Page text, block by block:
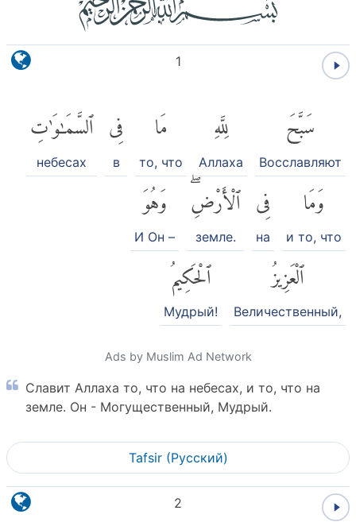
1
سَبَّحَ
Восславляют
لِلَّهِ
Аллаха
مَا
то, что
فِى
в
ٱلسَّمَٰوَٰتِ
небесах
وَمَا
и то, что
فِى
на
ٱلْأَرْضِۖ
земле.
وَهُوَ
И Он –
ٱلْعَزِيزُ
Величественный,
ٱلْحَكِيمُ
Мудрый!
Ads by Muslim Ad Network
Славит Аллаха то, что на небесах, и то, что на
земле. Он - Могущественный, Мудрый.
Tafsir (Pусский)
2